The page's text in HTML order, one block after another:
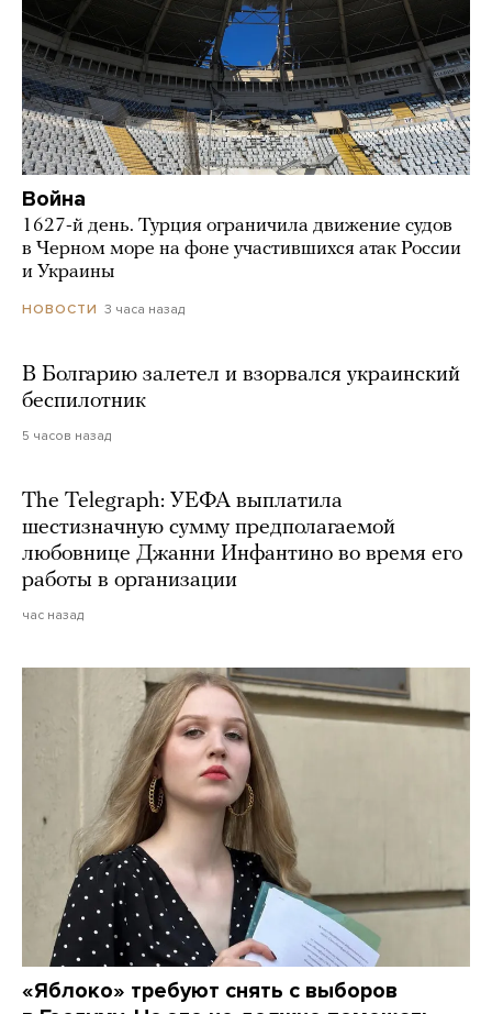
Война
1627-й день. Турция ограничила движение судов
в Черном море на фоне участившихся атак России
и Украины
НОВОСТИ 3 часа назад
В Болгарию залетел и взорвался украинский
беспилотник
5 часов назад
The Telegraph: УЕФА выплатила
шестизначную сумму предполагаемой
любовнице Джанни Инфантино во время его
работы в организации
час назад
«Яблоко» требуют снять с выборов